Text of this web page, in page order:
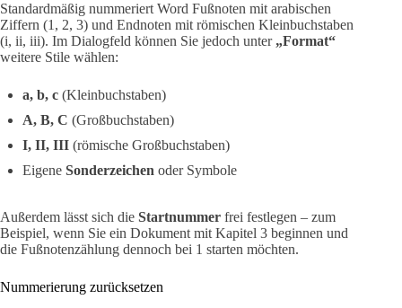
Standardmäßig nummeriert Word Fußnoten mit arabischen
Ziffern (1, 2, 3) und Endnoten mit römischen Kleinbuchstaben
(i, ii, iii). Im Dialogfeld können Sie jedoch unter „Format“
weitere Stile wählen:
a, b, c (Kleinbuchstaben)
A, B, C (Großbuchstaben)
I, II, III (römische Großbuchstaben)
Eigene Sonderzeichen oder Symbole
Außerdem lässt sich die Startnummer frei festlegen – zum
Beispiel, wenn Sie ein Dokument mit Kapitel 3 beginnen und
die Fußnotenzählung dennoch bei 1 starten möchten.
Nummerierung zurücksetzen